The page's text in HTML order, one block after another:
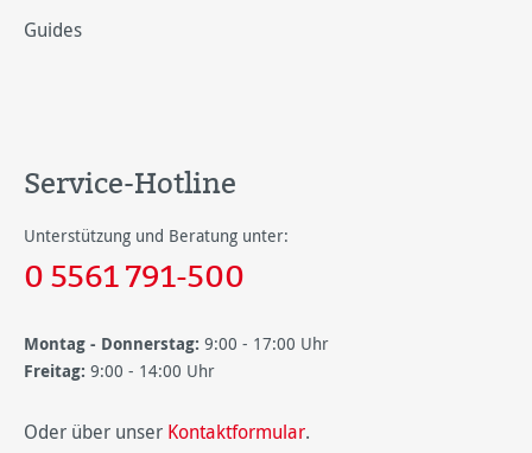
Guides
Service-Hotline
Unterstützung und Beratung unter:
0 5561 791-500
Montag - Donnerstag: 9:00 - 17:00 Uhr
Freitag: 9:00 - 14:00 Uhr
Oder über unser Kontaktformular.